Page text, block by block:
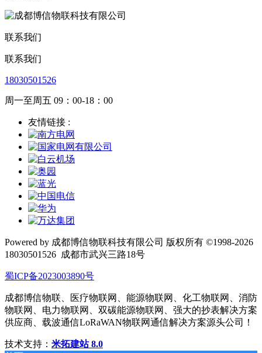
联系我们
联系我们
18030501526
周一至周五 09：00-18：00
友情链接 :
Powered by 成都博信物联科技有限公司 版权所有 ©1998-2026
18030501526 成都市武兴三路18号
蜀ICP备2023003890号
成都博信物联、医疗物联网、能源物联网、化工物联网、消防
物联网、电力物联网、双碳能源物联网、强大的抄表解决方案
供应商、载波通信LoRaWAN物联网通信解决方案源头公司！
技术支持： 米拓建站 8.0